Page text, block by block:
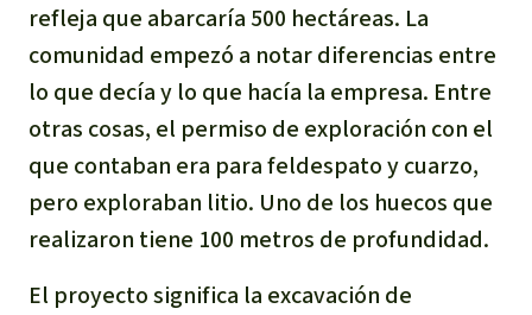
refleja que abarcaría 500 hectáreas. La
comunidad empezó a notar diferencias entre
lo que decía y lo que hacía la empresa. Entre
otras cosas, el permiso de exploración con el
que contaban era para feldespato y cuarzo,
pero exploraban litio. Uno de los huecos que
realizaron tiene 100 metros de profundidad.
El proyecto significa la excavación de